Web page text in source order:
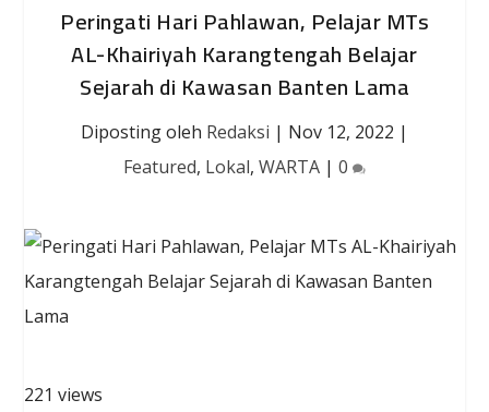
Peringati Hari Pahlawan, Pelajar MTs
AL-Khairiyah Karangtengah Belajar
Sejarah di Kawasan Banten Lama
Diposting oleh Redaksi | Nov 12, 2022 |
Featured, Lokal, WARTA | 0
221 views